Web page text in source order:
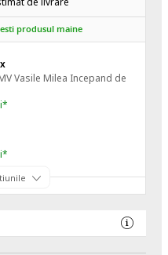
produsul maine
Vasile Milea Incepand de